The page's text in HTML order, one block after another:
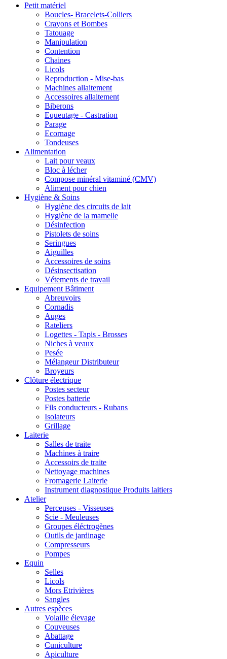
Petit matériel
Boucles- Bracelets-Colliers
Crayons et Bombes
Tatouage
Manipulation
Contention
Chaines
Licols
Reproduction - Mise-bas
Machines allaitement
Accessoires allaitement
Biberons
Equeutage - Castration
Parage
Ecornage
Tondeuses
Alimentation
Lait pour veaux
Bloc à lécher
Compose minéral vitaminé (CMV)
Aliment pour chien
Hygiène & Soins
Hygiène des circuits de lait
Hygiène de la mamelle
Désinfection
Pistolets de soins
Seringues
Aiguilles
Accessoires de soins
Désinsectisation
Vétements de travail
Equipement Bâtiment
Abreuvoirs
Cornadis
Auges
Rateliers
Logettes - Tapis - Brosses
Niches à veaux
Pesée
Mélangeur Distributeur
Broyeurs
Clôture électrique
Postes secteur
Postes batterie
Fils conducteurs - Rubans
Isolateurs
Grillage
Laiterie
Salles de traite
Machines à traire
Accessoirs de traite
Nettoyage machines
Fromagerie Laiterie
Instrument diagnostique Produits laitiers
Atelier
Perceuses - Visseuses
Scie - Meuleuses
Groupes éléctrogènes
Outils de jardinage
Compresseurs
Pompes
Equin
Selles
Licols
Mors Etrivières
Sangles
Autres espèces
Volaille élevage
Couveuses
Abattage
Cuniculture
Apiculture